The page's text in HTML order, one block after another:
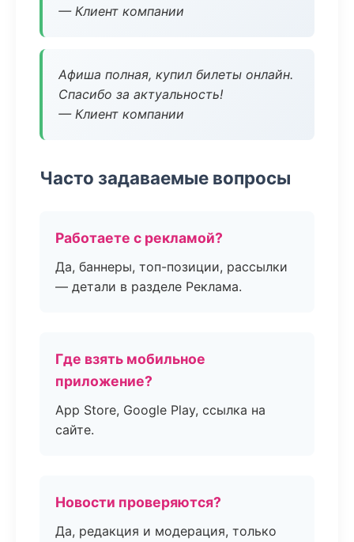
— Клиент компании
Афиша полная, купил билеты онлайн.
Спасибо за актуальность!
— Клиент компании
Часто задаваемые вопросы
Работаете с рекламой?
Да, баннеры, топ-позиции, рассылки
— детали в разделе Реклама.
Где взять мобильное
приложение?
App Store, Google Play, ссылка на
сайте.
Новости проверяются?
Да, редакция и модерация, только